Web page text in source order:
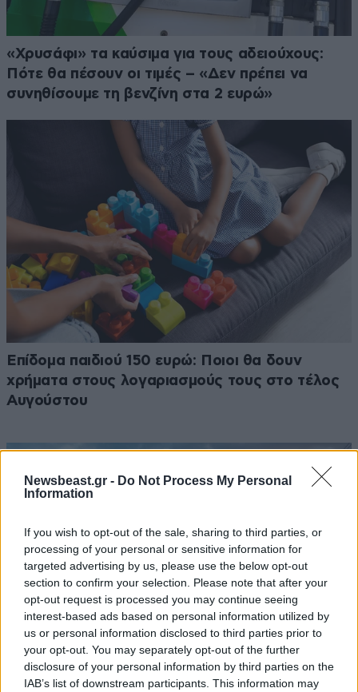
Newsbeast.gr - Do Not Process My Personal
Information
If you wish to opt-out of the sale, sharing to third parties, or
processing of your personal or sensitive information for
targeted advertising by us, please use the below opt-out
section to confirm your selection. Please note that after your
opt-out request is processed you may continue seeing
interest-based ads based on personal information utilized by
us or personal information disclosed to third parties prior to
your opt-out. You may separately opt-out of the further
disclosure of your personal information by third parties on the
IAB’s list of downstream participants. This information may
«Χρυσάφι» τα καύσιμα για τους αδειούχους:
Πότε θα πέσουν οι τιμές – «Δεν πρέπει να
συνηθίσουμε τη βενζίνη στα 2 ευρώ»
Επίδομα παιδιού 150 ευρώ: Ποιοι θα δουν
χρήματα στους λογαριασμούς τους στο τέλος
Αυγούστου
Νέο πακέτο ενεργειακών επενδύσεων με